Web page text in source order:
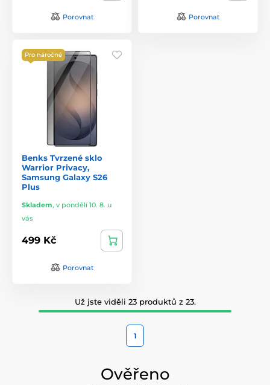
Porovnat Porovnat
Pro náročné
Benks Tvrzené sklo
Warrior Privacy,
Samsung Galaxy S26
Plus
Skladem, v pondělí 10. 8. u
vás
499 Kč
Porovnat
Už jste viděli 23 produktů z 23.
1
Ověřeno